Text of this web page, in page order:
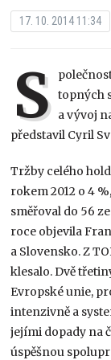
17. 10. 2014 11:34
S topných
a vývoj
představil Cyril
Tržby celého
rokem 2012 o 4
směřoval do 56
roce objevila
a Slovensko. Z
klesalo. Dvě
Evropské unie,
intenzivně a
jejími dopady na
úspěšnou